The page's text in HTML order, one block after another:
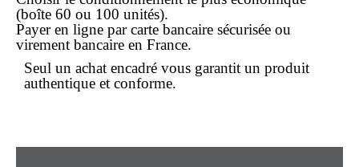
(boîte 60 ou 100 unités).
Payer en ligne par carte bancaire sécurisée ou
virement bancaire en France.
Seul un achat encadré vous garantit un produit
authentique et conforme.